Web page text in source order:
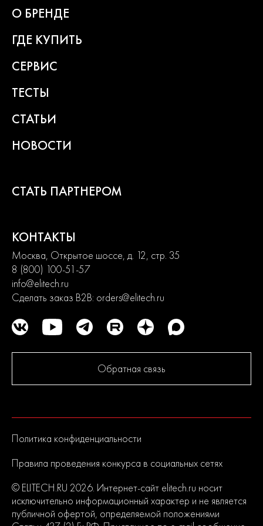
О БРЕНДЕ
ГДЕ КУПИТЬ
СЕРВИС
ТЕСТЫ
СТАТЬИ
НОВОСТИ
СТАТЬ ПАРТНЕРОМ
КОНТАКТЫ
Москва, Открытое шоссе, д. 12, стр. 35
8 (800) 100-51-57
info@elitech.ru
Сделать заказ B2B: orders@elitech.ru
Обратная связь
Политика конфиденциальности
Правила проведения конкурса в социальных сетях
© ELITECH.RU 2026. Интернет-сайт elitech.ru носит
исключительно информационный характер и не является
публичной офертой, определяемой положениями